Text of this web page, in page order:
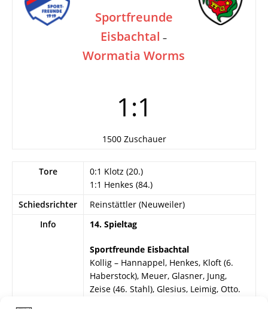
Sportfreunde
Eisbachtal –
Wormatia Worms
1:1
1500 Zuschauer
Tore
0:1 Klotz (20.)
1:1 Henkes (84.)
Schiedsrichter
Reinstättler (Neuweiler)
Info
14. Spieltag
Sportfreunde Eisbachtal
Kollig – Hannappel, Henkes, Kloft (6.
Haberstock), Meuer, Glasner, Jung,
Zeise (46. Stahl), Glesius, Leimig, Otto.